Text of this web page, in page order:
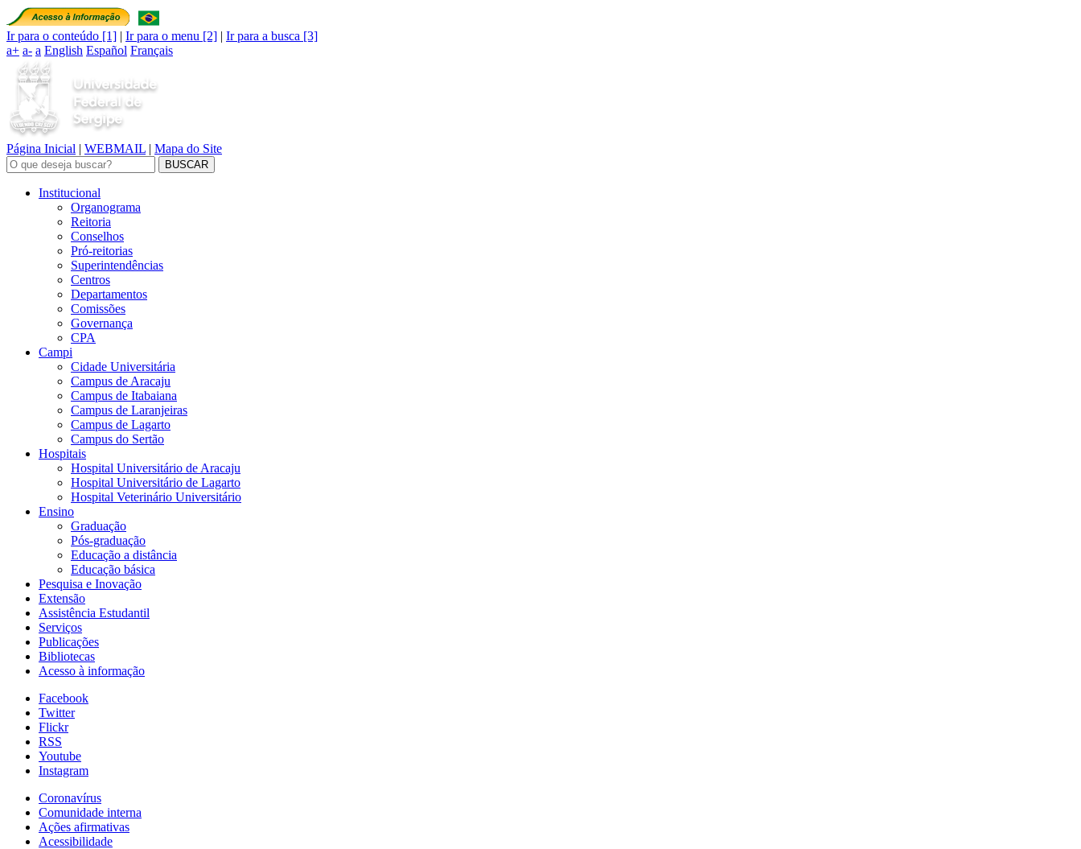
Ir para o conteúdo [1] | Ir para o menu [2] | Ir para a busca [3]
a+ a- a English Español Français
Página Inicial | WEBMAIL | Mapa do Site
Institucional
Organograma
Reitoria
Conselhos
Pró-reitorias
Superintendências
Centros
Departamentos
Comissões
Governança
CPA
Campi
Cidade Universitária
Campus de Aracaju
Campus de Itabaiana
Campus de Laranjeiras
Campus de Lagarto
Campus do Sertão
Hospitais
Hospital Universitário de Aracaju
Hospital Universitário de Lagarto
Hospital Veterinário Universitário
Ensino
Graduação
Pós-graduação
Educação a distância
Educação básica
Pesquisa e Inovação
Extensão
Assistência Estudantil
Serviços
Publicações
Bibliotecas
Acesso à informação
Facebook
Twitter
Flickr
RSS
Youtube
Instagram
Coronavírus
Comunidade interna
Ações afirmativas
Acessibilidade